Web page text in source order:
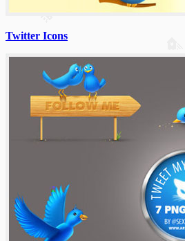
Twitter Icons